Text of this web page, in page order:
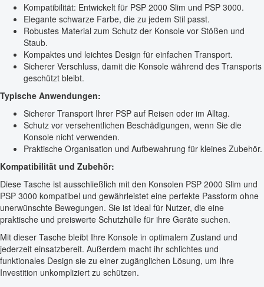
Kompatibilität: Entwickelt für PSP 2000 Slim und PSP 3000.
Elegante schwarze Farbe, die zu jedem Stil passt.
Robustes Material zum Schutz der Konsole vor Stößen und
Staub.
Kompaktes und leichtes Design für einfachen Transport.
Sicherer Verschluss, damit die Konsole während des Transports
geschützt bleibt.
Typische Anwendungen:
Sicherer Transport Ihrer PSP auf Reisen oder im Alltag.
Schutz vor versehentlichen Beschädigungen, wenn Sie die
Konsole nicht verwenden.
Praktische Organisation und Aufbewahrung für kleines Zubehör.
Kompatibilität und Zubehör:
Diese Tasche ist ausschließlich mit den Konsolen PSP 2000 Slim und
PSP 3000 kompatibel und gewährleistet eine perfekte Passform ohne
unerwünschte Bewegungen. Sie ist ideal für Nutzer, die eine
praktische und preiswerte Schutzhülle für ihre Geräte suchen.
Mit dieser Tasche bleibt Ihre Konsole in optimalem Zustand und
jederzeit einsatzbereit. Außerdem macht ihr schlichtes und
funktionales Design sie zu einer zugänglichen Lösung, um Ihre
Investition unkompliziert zu schützen.